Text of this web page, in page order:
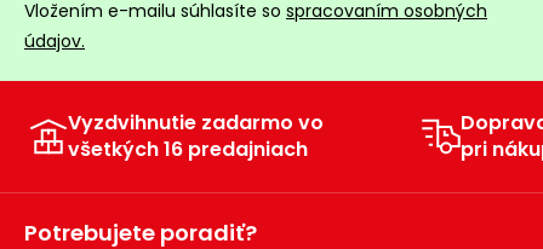
Vložením e-mailu súhlasíte so spracovaním osobných
údajov.
Vyzdvihnutie zadarmo vo
všetkých 16 predajniach
pri
Potrebujete poradiť?